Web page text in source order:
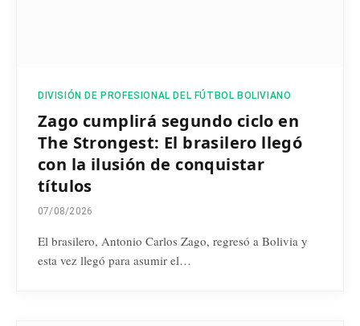
DIVISIÓN DE PROFESIONAL DEL FÚTBOL BOLIVIANO
Zago cumplirá segundo ciclo en
The Strongest: El brasilero llegó
con la ilusión de conquistar
títulos
07/08/2026
El brasilero, Antonio Carlos Zago, regresó a Bolivia y
esta vez llegó para asumir el…